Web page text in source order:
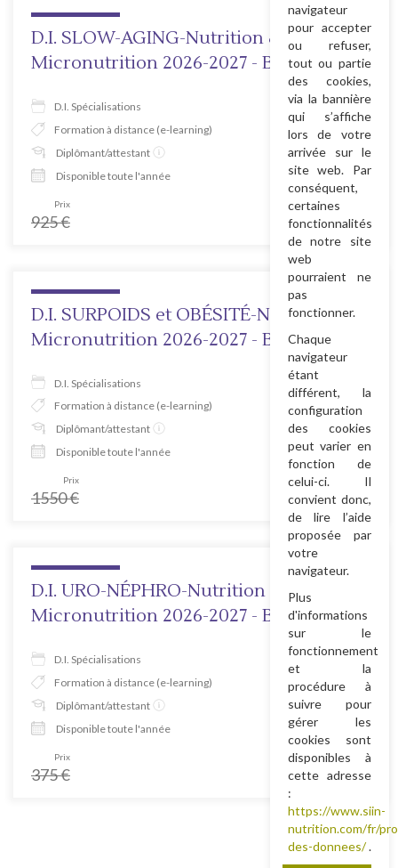
D.I. SLOW-AGING-Nutrition &
Micronutrition 2026-2027 - B.C.12
D.I. Spécialisations
Formation à distance (e-learning)
Diplômant/attestant
Disponible toute l'année
Prix
925€
Tarif prévente
666€
D.I. SURPOIDS et OBÉSITÉ-Nutrition &
Micronutrition 2026-2027 - B.C. 8
D.I. Spécialisations
Formation à distance (e-learning)
Diplômant/attestant
Disponible toute l'année
Prix
1550€
Tarif prévente
1116€
D.I. URO-NÉPHRO-Nutrition &
Micronutrition 2026-2027 - B.C. 13
D.I. Spécialisations
Formation à distance (e-learning)
Diplômant/attestant
Disponible toute l'année
Prix
375€
Tarif prévente
270€
navigateur
pour accepter
ou refuser,
tout ou partie
des cookies,
via la bannière
qui s’affiche
lors de votre
arrivée sur le
site web. Par
conséquent,
certaines
fonctionnalités
de notre site
web
pourraient ne
pas
fonctionner.
Chaque
navigateur
étant
différent, la
configuration
des cookies
peut varier en
fonction de
celui-ci. Il
convient donc,
de lire l’aide
proposée par
votre
navigateur.
Plus
d'informations
sur le
fonctionnement
et la
procédure à
suivre pour
gérer les
cookies sont
disponibles à
cette adresse
:
https://www.siin-
nutrition.com/fr/
des-donnees/.